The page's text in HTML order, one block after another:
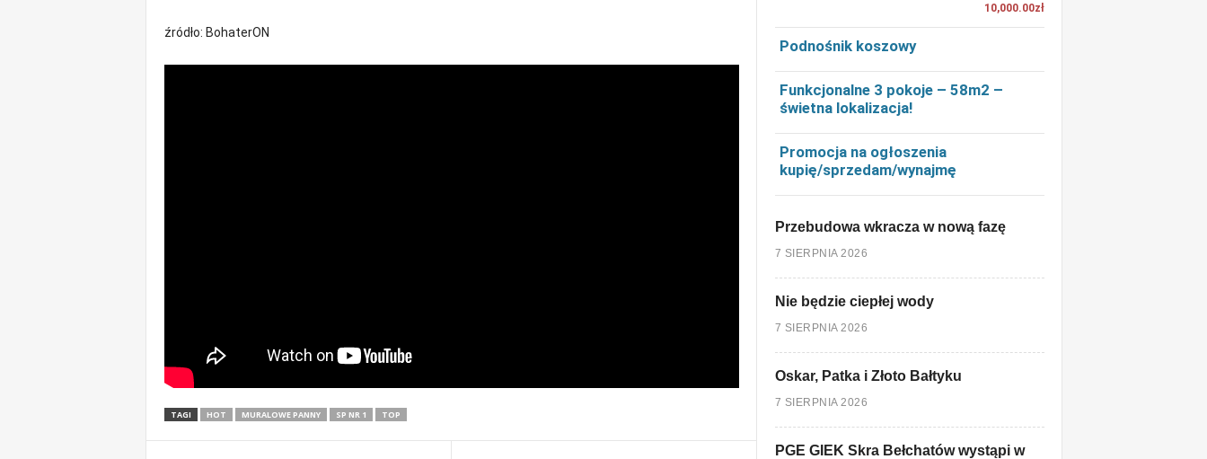
źródło: BohaterON
TAGI HOT MURALOWE PANNY SP NR 1 TOP
10,000.00zł
Podnośnik koszowy
Funkcjonalne 3 pokoje – 58m2 –
świetna lokalizacja!
Promocja na ogłoszenia
kupię/sprzedam/wynajmę
Przebudowa wkracza w nową fazę
7 SIERPNIA 2026
Nie będzie ciepłej wody
7 SIERPNIA 2026
Oskar, Patka i Złoto Bałtyku
7 SIERPNIA 2026
PGE GIEK Skra Bełchatów wystąpi w